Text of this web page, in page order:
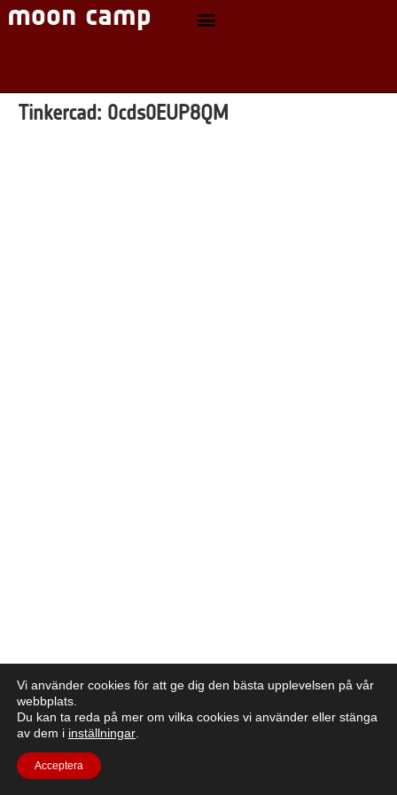
Tinkercad: 0cds0EUP8QM
Vi använder cookies för att ge dig den bästa upplevelsen på vår
webbplats.
Du kan ta reda på mer om vilka cookies vi använder eller stänga
av dem i inställningar
Acceptera